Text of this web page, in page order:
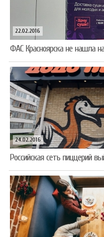
22.02.2016
ФАС Красноярска не нашла
24.02.2016
Российская сеть пиццерий